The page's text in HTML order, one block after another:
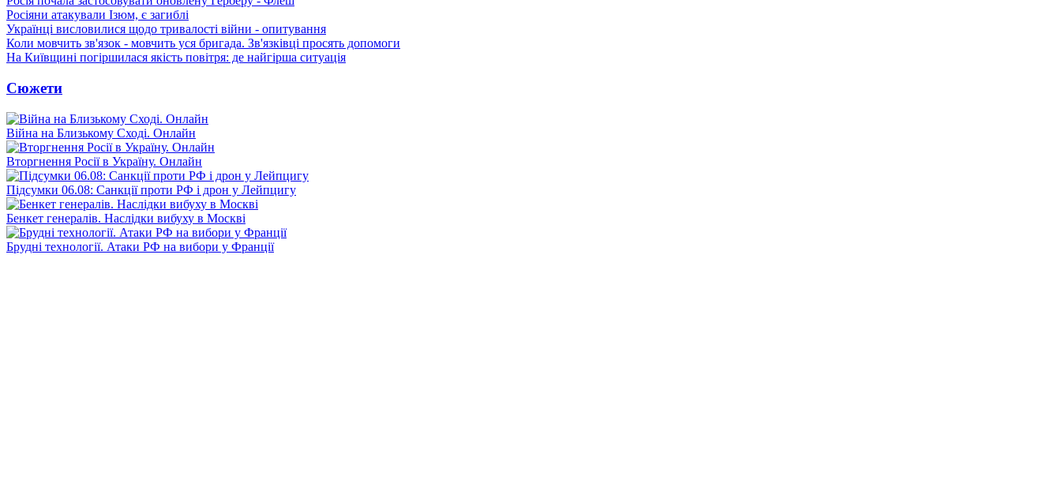
Росіяни атакували Ізюм, є загиблі
Українці висловилися щодо тривалості війни - опитування
Коли мовчить зв'язок - мовчить уся бригада. Зв'язківці просять допомоги
На Київщині погіршилася якість повітря: де найгірша ситуація
Сюжети
Війна на Близькому Сході. Онлайн
Вторгнення Росії в Україну. Онлайн
Підсумки 06.08: Санкції проти РФ і дрон у Лейпцигу
Бенкет генералів. Наслідки вибуху в Москві
Брудні технології. Атаки РФ на вибори у Франції